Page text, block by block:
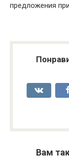
предложения
Вам